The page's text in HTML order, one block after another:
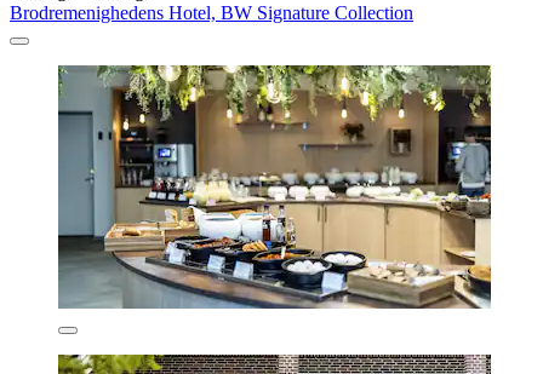
Brodremenighedens Hotel, BW Signature Collection